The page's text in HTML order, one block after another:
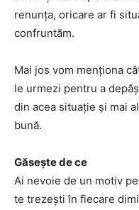
renunța, oricare ar fi
confruntăm.
Mai jos vom menționa
le urmezi pentru a
din acea situație și mai
bună.
Găsește de ce
Ai nevoie de un motiv
te trezești în fiecare